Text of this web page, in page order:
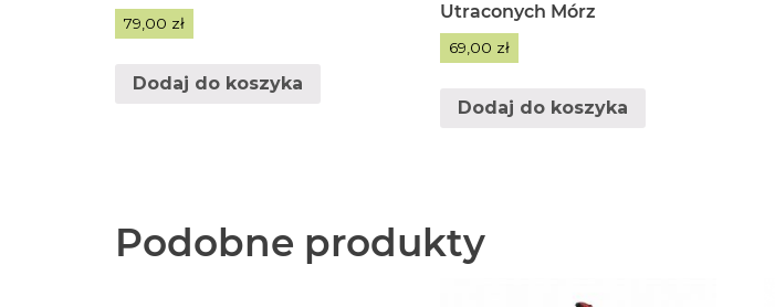
79,00 zł
Dodaj do koszyka
Utraconych Mórz
69,00 zł
Dodaj do koszyka
Podobne produkty